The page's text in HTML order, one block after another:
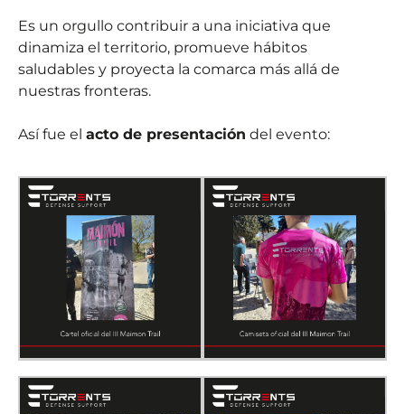
Es un orgullo contribuir a una iniciativa que
dinamiza el territorio, promueve hábitos
saludables y proyecta la comarca más allá de
nuestras fronteras.
Así fue el acto de presentación del evento: